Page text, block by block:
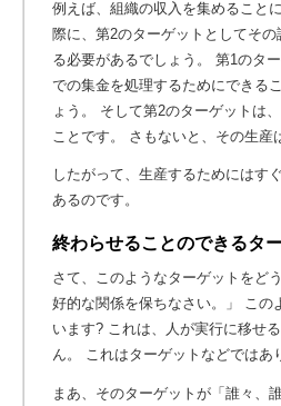
例えば、組織の収入を集めること
際に、第2のターゲットとしてそ
る必要があるでしょう。 第1のタ
での集金を処理するためにできる
ょう。 そして第2のターゲットは
ことです。
さもないと、その生産
したがって、生産するためにはす
あるのです。
終わらせることのできるタ
さて、このようなターゲットをど
好的な関係を保ちなさい。」 この
います? これは、人が実行に移せ
ん。 これはターゲットなどではあ
まあ、そのターゲットが「誰々、